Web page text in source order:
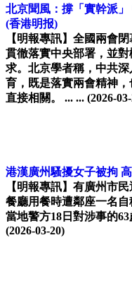
北京聞風：撐「實幹派
(香港明报)
【明報專訊】全國兩會
貫徹落實中央部署，並
求。北京學者稱，中共
育，既是落實兩會精神，
直接相關。 ... ... (2026-
港漢廣州騷擾女子被拘
【明報專訊】有廣州市
餐廳用餐時遭鄰座一名自
當地警方18日對涉事的
(2026-03-20)